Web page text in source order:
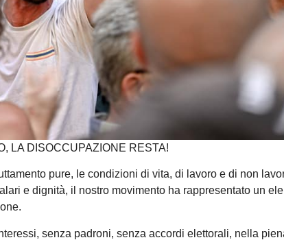
LA DISOCCUPAZIONE RESTA!
pure, le condizioni di vita, di lavoro e di non
e dignità, il nostro movimento ha rappresentato un
senza padroni, senza accordi elettorali, nella